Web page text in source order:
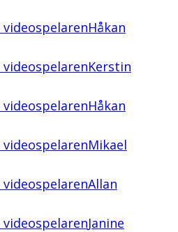
videospelarenHåkan
Kerstin
videospelarenHåkan
Mikael
videospelarenAllan
Janine